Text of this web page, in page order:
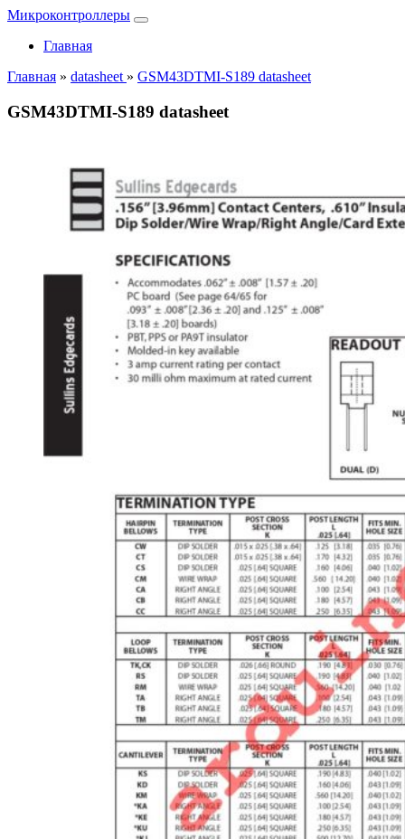
Микроконтроллеры
Главная
Главная » datasheet » GSM43DTMI-S189 datasheet
GSM43DTMI-S189 datasheet